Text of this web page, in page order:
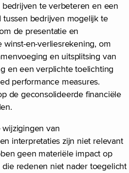
te verbeteren en een
bedrijven mogelijk te
de presentatie en
en-verliesrekening, om
en uitsplitsing van
en een verplichte toelichting
performance measures.
de geconsolideerde financiële
van
interpretaties zijn niet relevant
geen materiële impact op
redenen niet nader toegelicht